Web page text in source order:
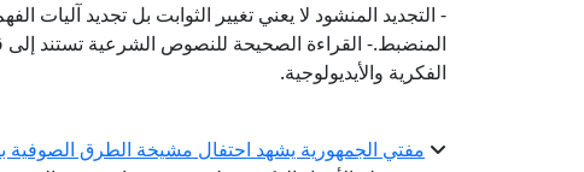
- التجديد المنشود لا يعني تغيير الثوابت بل تجديد آليات
المنضبط.- القراءة الصحيحة للنصوص الشرعية تستند إلى
الفكرية والأيديولوجية.
مفتي الجمهورية يشهد احتفال مشيخة الطرق الصوفية بالعام